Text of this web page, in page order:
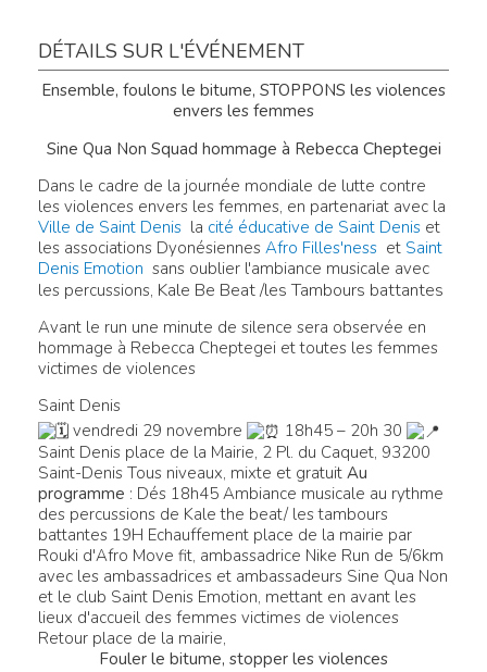
DÉTAILS SUR L'ÉVÉNEMENT
Ensemble, foulons le bitume, STOPPONS les violences
envers les femmes
Sine Qua Non Squad hommage à Rebecca Cheptegei
Dans le cadre de la journée mondiale de lutte contre
les violences envers les femmes, en partenariat avec la
Ville de Saint Denis la cité éducative de Saint Denis et
les associations Dyonésiennes Afro Filles'ness et Saint
Denis Emotion sans oublier l'ambiance musicale avec
les percussions, Kale Be Beat /les Tambours battantes
Avant le run une minute de silence sera observée en
hommage à Rebecca Cheptegei et toutes les femmes
victimes de violences
Saint Denis
vendredi 29 novembre
18h45 – 20h 30
Saint Denis place de la Mairie, 2 Pl. du Caquet, 93200
Saint-Denis Tous niveaux, mixte et gratuit Au
programme : Dés 18h45 Ambiance musicale au rythme
des percussions de Kale the beat/ les tambours
battantes 19H Echauffement place de la mairie par
Rouki d'Afro Move fit, ambassadrice Nike Run de 5/6km
avec les ambassadrices et ambassadeurs Sine Qua Non
et le club Saint Denis Emotion, mettant en avant les
lieux d'accueil des femmes victimes de violences
Retour place de la mairie,
Fouler le bitume, stopper les violences